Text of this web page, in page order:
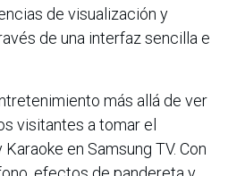
de visualización y
de una interfaz sencilla e
más allá de ver
visitantes a tomar el
en Samsung TV. Con